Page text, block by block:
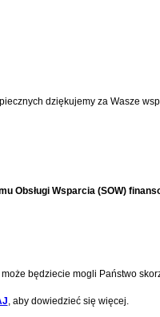
dziękujemy za Wasze
Obsługi Wsparcia (SOW)
będziecie mogli Państwo
, aby dowiedzieć się więcej.